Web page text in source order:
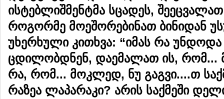
ისტებლიშმენტმა სცადეს, შეეცვალათ
როგორმე მოეშორებინათ ბინიდან
უხერხული კითხვა: “იმას რა უნდოდა
ცდილობდნენ, დაემალათ ის, რომ...
რა, რომ... მოკლედ, ნუ გაგვი....თ
რაზეა ლაპარაკი? არის საქმეში